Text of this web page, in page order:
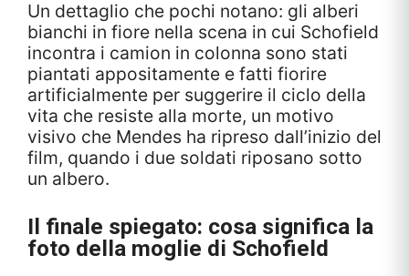
Un dettaglio che pochi notano: gli alberi
bianchi in fiore nella scena in cui Schofield
incontra i camion in colonna sono stati
piantati appositamente e fatti fiorire
artificialmente per suggerire il ciclo della
vita che resiste alla morte, un motivo
visivo che Mendes ha ripreso dall’inizio del
film, quando i due soldati riposano sotto
un albero.
Il finale spiegato: cosa significa la
foto della moglie di Schofield